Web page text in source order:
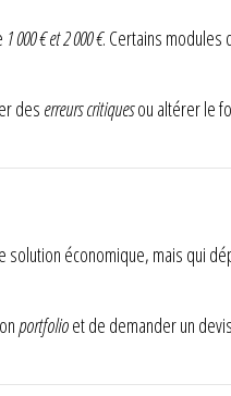
1 000 € et 2 000 €. Certains modules
des erreurs critiquesou altérer le
solution économique, mais qui
portfolioet de demander un